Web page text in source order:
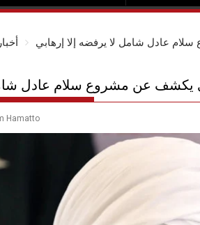
أخبار عادل شامل لا يرفضه إلا إرهابي
يكشف عن مشروع سلام عادل
Hamatto